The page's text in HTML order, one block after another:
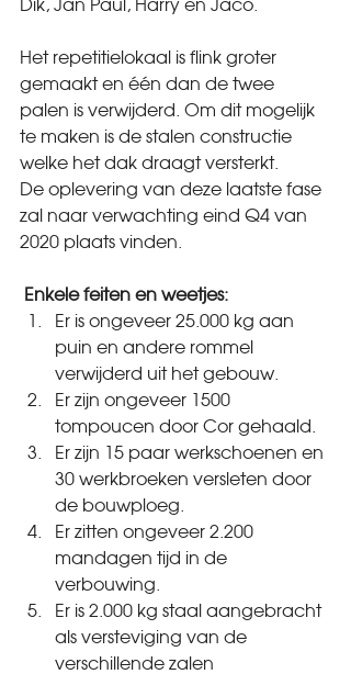
Dik, Jan Paul, Harry en Jaco.
Het repetitielokaal is flink groter
gemaakt en één dan de twee
palen is verwijderd. Om dit mogelijk
te maken is de stalen constructie
welke het dak draagt versterkt.
De oplevering van deze laatste fase
zal naar verwachting eind Q4 van
2020 plaats vinden.
Enkele feiten en weetjes:
Er is ongeveer 25.000 kg aan
puin en andere rommel
verwijderd uit het gebouw.
Er zijn ongeveer 1500
tompoucen door Cor gehaald.
Er zijn 15 paar werkschoenen en
30 werkbroeken versleten door
de bouwploeg.
Er zitten ongeveer 2.200
mandagen tijd in de
verbouwing.
Er is 2.000 kg staal aangebracht
als versteviging van de
verschillende zalen